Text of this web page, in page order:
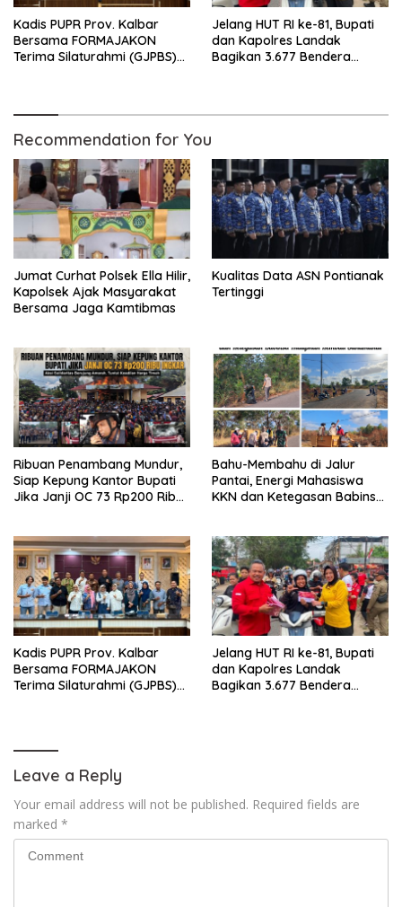
Kadis PUPR Prov. Kalbar
Bersama FORMAJAKON
Terima Silaturahmi (GJPBS)
Jelang HUT RI ke-81, Bupati
dan Kapolres Landak
Bagikan 3.677 Bendera
Recommendation for You
Jumat Curhat Polsek Ella Hilir,
Kapolsek Ajak Masyarakat
Bersama Jaga Kamtibmas
Kualitas Data ASN Pontianak
Tertinggi
Ribuan Penambang Mundur,
Siap Kepung Kantor Bupati
Jika Janji OC 73 Rp200 Ribu
Bahu-Membahu di Jalur
Pantai, Energi Mahasiswa
KKN dan Ketegasan Babinsa
Kadis PUPR Prov. Kalbar
Bersama FORMAJAKON
Terima Silaturahmi (GJPBS)
Jelang HUT RI ke-81, Bupati
dan Kapolres Landak
Bagikan 3.677 Bendera
Leave a Reply
Your email address will not be published. Required fields are
marked *